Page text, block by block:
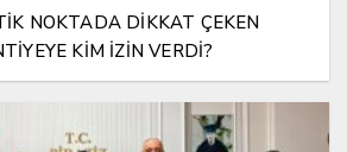
NOKTADA DİKKAT ÇEKEN
KİM İZİN VERDİ?